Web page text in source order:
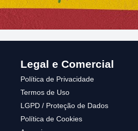
Legal e Comercial
Política de Privacidade
Termos de Uso
LGPD / Proteção de Dados
Política de Cookies